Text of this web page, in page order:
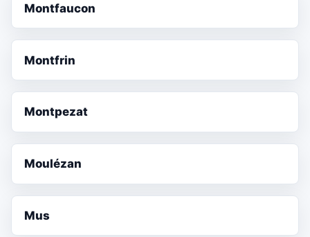
Montfaucon
Montfrin
Montpezat
Moulézan
Mus